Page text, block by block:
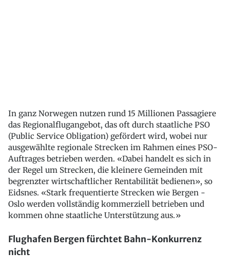
In ganz Norwegen nutzen rund 15 Millionen Passagiere
das Regionalflugangebot, das oft durch staatliche PSO
(Public Service Obligation) gefördert wird, wobei nur
ausgewählte regionale Strecken im Rahmen eines PSO-
Auftrages betrieben werden. «Dabei handelt es sich in
der Regel um Strecken, die kleinere Gemeinden mit
begrenzter wirtschaftlicher Rentabilität bedienen», so
Eidsnes. «Stark frequentierte Strecken wie Bergen -
Oslo werden vollständig kommerziell betrieben und
kommen ohne staatliche Unterstützung aus.»
Flughafen Bergen fürchtet Bahn-Konkurrenz
nicht